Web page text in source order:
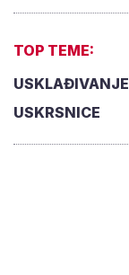
TOP TEME:
USKLAĐIVANJE
USKRSNICE